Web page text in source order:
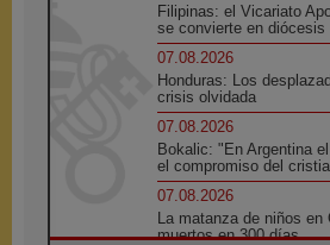
Filipinas: el Vicariato
se convierte en diócesis
07.08.2026
Honduras: Los
crisis olvidada
07.08.2026
Bokalic: "En Argentina
el compromiso del
07.08.2026
La matanza de niños
muertos en 300 días